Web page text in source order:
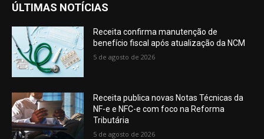
ÚLTIMAS NOTÍCIAS
Receita confirma manutenção de
benefício fiscal após atualização da NCM
5 de agosto de 2026
Receita publica novas Notas Técnicas da
NF-e e NFC-e com foco na Reforma
Tributária
5 de agosto de 2026